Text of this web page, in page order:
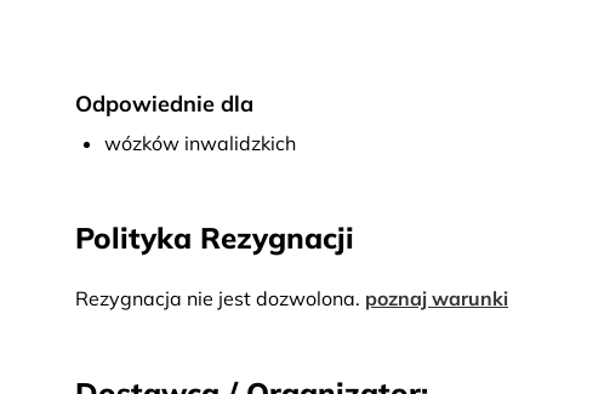
Odpowiednie dla
wózków inwalidzkich
Polityka Rezygnacji
Rezygnacja nie jest dozwolona. poznaj warunki